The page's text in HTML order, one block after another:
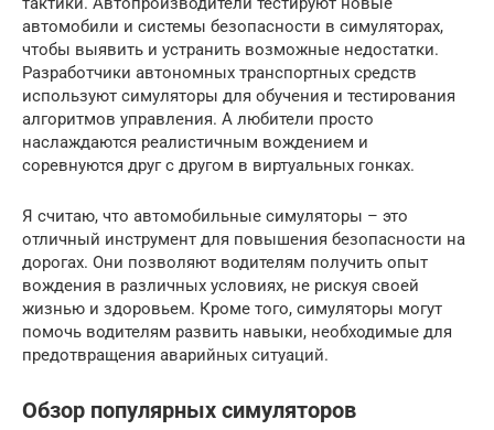
автомобили и системы безопасности в симуляторах,
чтобы выявить и устранить возможные недостатки.
Разработчики автономных транспортных средств
используют симуляторы для обучения и тестирования
алгоритмов управления. А любители просто
наслаждаются реалистичным вождением и
соревнуются друг с другом в виртуальных гонках.
Я считаю, что автомобильные симуляторы – это
отличный инструмент для повышения безопасности на
дорогах. Они позволяют водителям получить опыт
вождения в различных условиях, не рискуя своей
жизнью и здоровьем. Кроме того, симуляторы могут
помочь водителям развить навыки, необходимые для
предотвращения аварийных ситуаций.
Обзор популярных симуляторов